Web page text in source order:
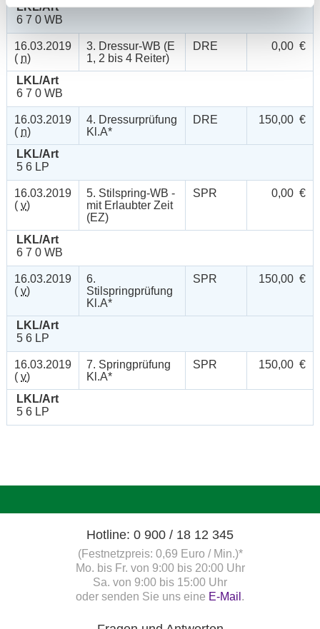
LKL/Art
6 7 0 WB
16.03.2019
( n)
3. Dressur-WB (E
1, 2 bis 4 Reiter)
DRE 0,00 €
LKL/Art
6 7 0 WB
16.03.2019
( n)
4. Dressurprüfung
Kl.A*
DRE 150,00 €
LKL/Art
5 6 LP
16.03.2019
( v)
5. Stilspring-WB -
mit Erlaubter Zeit
(EZ)
SPR 0,00 €
LKL/Art
6 7 0 WB
16.03.2019
( v)
6.
Stilspringprüfung
Kl.A*
SPR 150,00 €
LKL/Art
5 6 LP
16.03.2019
( v)
7. Springprüfung
Kl.A*
SPR 150,00 €
LKL/Art
5 6 LP
Hotline: 0 900 / 18 12 345
(Festnetzpreis: 0,69 Euro / Min.)*
Mo. bis Fr. von 9:00 bis 20:00 Uhr
Sa. von 9:00 bis 15:00 Uhr
oder senden Sie uns eine E-Mail .